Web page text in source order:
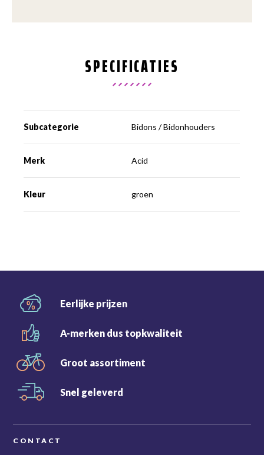
SPECIFICATIES
Subcategorie Bidons / Bidonhouders
Merk Acid
Kleur groen
Eerlijke prijzen
A-merken dus topkwaliteit
Groot assortiment
Snel geleverd
CONTACT